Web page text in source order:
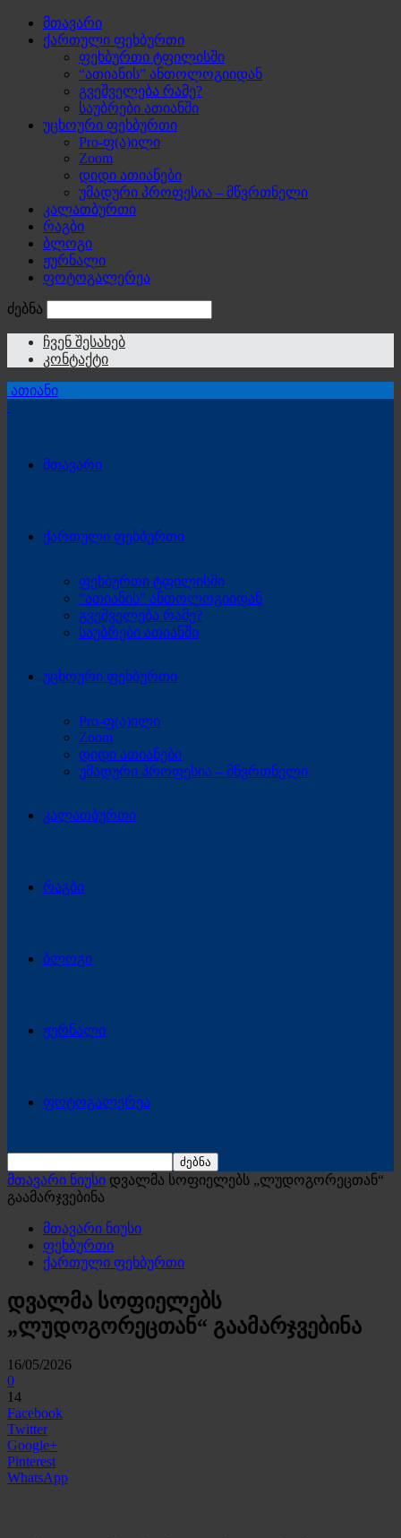
მთავარი
ქართული ფეხბურთი
ფეხბურთი ტფილისში
“ათიანის” ანთოლოგიიდან
გვეშველება რამე?
საუბრები ათიანში
უცხოური ფეხბურთი
Pro-ფ(ა)ილი
Zoom
დიდი ათიანები
უმადური პროფესია – მწვრთნელი
კალათბურთი
რაგბი
ბლოგი
ჟურნალი
ფოტოგალერეა
ძებნა
ჩვენ შესახებ
კონტაქტი
ათიანი
მთავარი
ქართული ფეხბურთი
ფეხბურთი ტფილისში
“ათიანის” ანთოლოგიიდან
გვეშველება რამე?
საუბრები ათიანში
უცხოური ფეხბურთი
Pro-ფ(ა)ილი
Zoom
დიდი ათიანები
უმადური პროფესია – მწვრთნელი
კალათბურთი
რაგბი
ბლოგი
ჟურნალი
ფოტოგალერეა
მთავარი ნიუსი დვალმა სოფიელებს „ლუდოგორეცთან“
გაამარჯვებინა
მთავარი ნიუსი
ფეხბურთი
ქართული ფეხბურთი
დვალმა სოფიელებს
„ლუდოგორეცთან“ გაამარჯვებინა
16/05/2026
0
14
Facebook
Twitter
Google+
Pinterest
WhatsApp